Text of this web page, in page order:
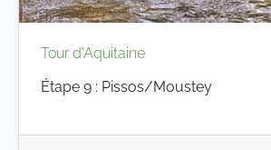
Tour d'Aquitaine
Étape 9 : Pissos/Moustey